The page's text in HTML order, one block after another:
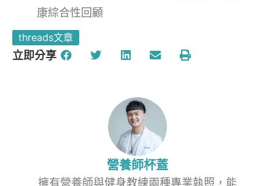
康綜合性回顧
threads文章
立即分享
營養師杯蓋
擁有營養師與健身教練兩種專業執照，能